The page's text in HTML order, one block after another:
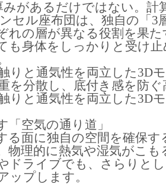
みがあるだけではない。計
セル座布団は、独自の「3
れの層が異なる役割を果
も身体をしっかりと受け
りと通気性を両立した3D
を分散し、底付き感を防
りと通気性を両立した3D
「空気の通り道」
る面に独自の空間を確保
物理的に熱気や湿気がこ
ドライブでも、さらりと
ップします。